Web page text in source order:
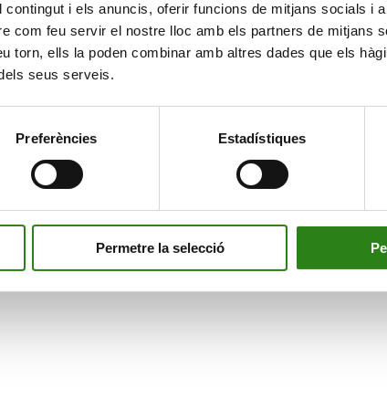
i els anuncis, oferir funcions de mitjans socials i
com feu servir el nostre lloc amb els partners de mitjans
torn, ells la poden combinar amb altres dades que els
seus serveis.
Preferències Estadístiques
Permetre la selecció